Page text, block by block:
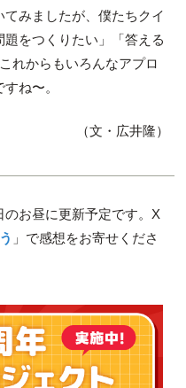
みましたが、僕たちクイ
をつくりたい」「答える
れからもいろんなアプロ
ね〜。
（文・広井隆）
のお昼に更新予定です。X
」で感想をお寄せくださ